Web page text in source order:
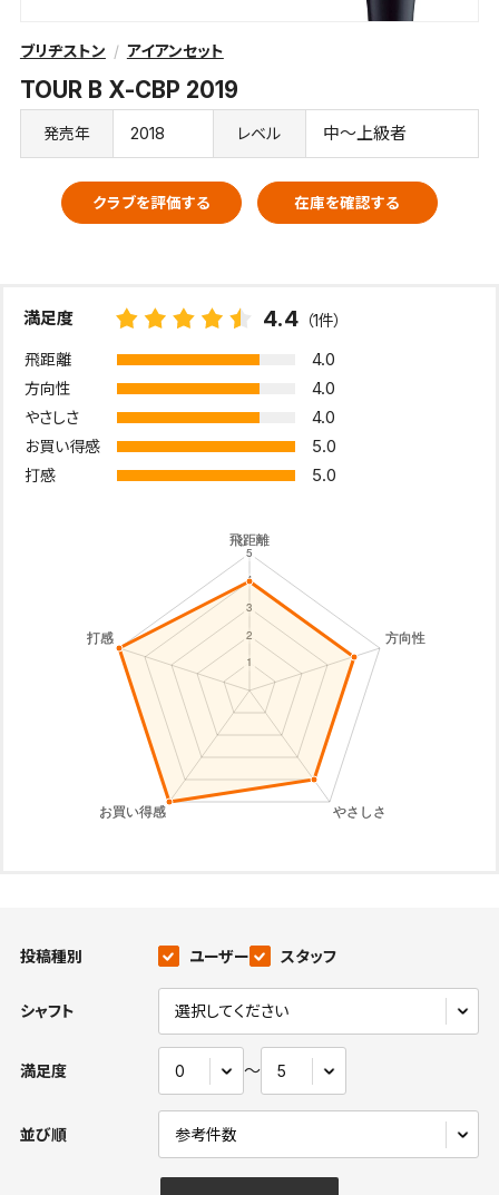
ブリヂストン アイアンセット
TOUR B X-CBP 2019
発売年 2018 レベル 中～上級者
クラブを評価する 在庫を確認する
満足度 4.4 （1件）
飛距離 4.0
方向性 4.0
やさしさ 4.0
お買い得感 5.0
打感 5.0
投稿種別 ユーザー スタッフ
シャフト
満足度 〜
並び順